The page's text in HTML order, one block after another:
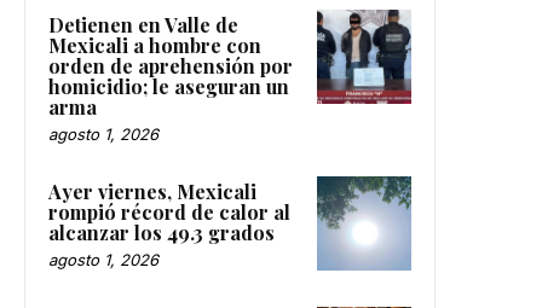
Detienen en Valle de
Mexicali a hombre con
orden de aprehensión por
homicidio; le aseguran un
arma
agosto 1, 2026
Ayer viernes, Mexicali
rompió récord de calor al
alcanzar los 49.3 grados
agosto 1, 2026